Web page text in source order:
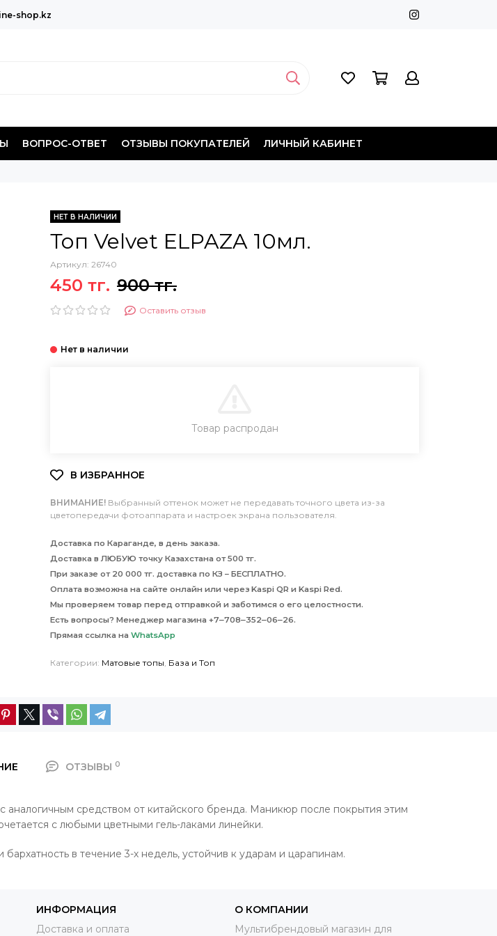
shop.kz
ВОПРОС-ОТВЕТ ОТЗЫВЫ ПОКУПАТЕЛЕЙ ЛИЧНЫЙ КАБИНЕТ
НЕТ В НАЛИЧИИ
Топ Velvet ELPAZA 10мл.
Артикул: 26740
450 тг. 900 тг.
Оставить отзыв
Товар распродан
ВНИМАНИЕ! Выбранный оттенок может не передавать точного цвета из-за
цветопередачи фотоаппарата и настроек экрана пользователя.
Доставка по Караганде, в день заказа.
Доставка в ЛЮБУЮ точку Казахстана от 500 тг.
При заказе от 20 000 тг. доставка по КЗ – БЕСПЛАТНО.
Оплата возможна на сайте онлайн или через Kaspi QR и Kaspi Red.
Мы проверяем товар перед отправкой и заботимся о его целостности.
Есть вопросы? Менеджер магазина +7‒708‒352‒06‒26.
Прямая ссылка на WhatsApp
Категории: Матовые топы База и Топ
ОТЗЫВЫ 0
аналогичным средством от китайского бренда. Маникюр после покрытия этим
с любыми цветными гель-лаками линейки.
в течение 3-х недель, устойчив к ударам и царапинам.
ИНФОРМАЦИЯ
Доставка и оплата
О КОМПАНИИ
Мультибрендовый магазин для